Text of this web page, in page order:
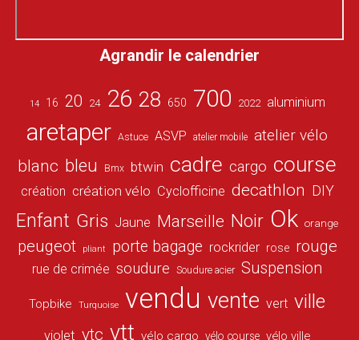
Agrandir le calendrier
14 16 20 24 26 28 650 700 2022 aluminium
aretaper Astuce ASVP atelier mobile atelier vélo
blanc bleu Bmx btwin cadre cargo course
création création vélo Cyclofficine decathlon DIY
Enfant Gris Jaune Marseille Noir Ok orange
peugeot pliant porte bagage rockrider rose rouge
rue de crimée soudure Soudure acier Suspension
Topbike Turquoise vendu vente vert ville
violet vtc vtt vélo cargo vélo course vélo ville